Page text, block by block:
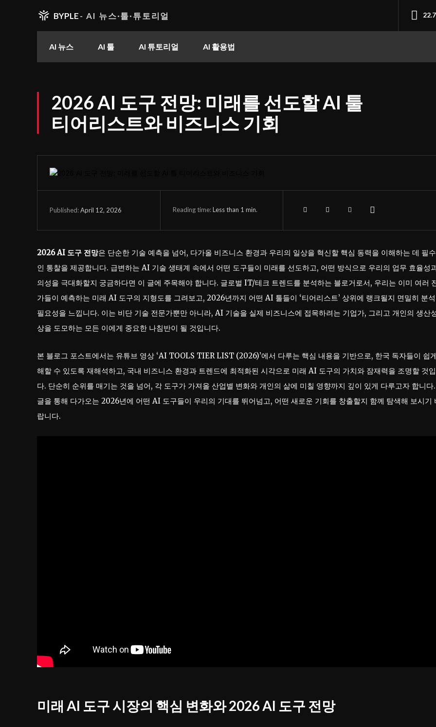
BYPLE- AI 뉴스·툴·튜토리얼 22.7
AI 뉴스 AI 툴 AI 튜토리얼 AI 활용법
2026 AI 도구 전망: 미래를 선도할 AI 툴
티어리스트와 비즈니스 기회
Published:April 12, 2026 Reading time:Less than 1 min.
2026 AI 도구 전망은 단순한 기술 예측을 넘어, 다가올 비즈니스 환경과 우리의 일상을 혁신할 핵심 동력을 이해하는 데 필
인 통찰을 제공합니다. 급변하는 AI 기술 생태계 속에서 어떤 도구들이 미래를 선도하고, 어떤 방식으로 우리의 업무 효율성
의성을 극대화할지 궁금하다면 이 글에 주목해야 합니다. 글로벌 IT/테크 트렌드를 분석하는 블로거로서, 우리는 이미 여러
가들이 예측하는 미래 AI 도구의 지형도를 그려보고, 2026년까지 어떤 AI 툴들이 ‘티어리스트’ 상위에 랭크될지 면밀히 분
필요성을 느낍니다. 이는 비단 기술 전문가뿐만 아니라, AI 기술을 실제 비즈니스에 접목하려는 기업가, 그리고 개인의 생산
상을 도모하는 모든 이에게 중요한 나침반이 될 것입니다.
본 블로그 포스트에서는 유튜브 영상 ‘AI TOOLS TIER LIST (2026)’에서 다루는 핵심 내용을 기반으로, 한국 독자들이 쉽
해할 수 있도록 재해석하고, 국내 비즈니스 환경과 트렌드에 최적화된 시각으로 미래 AI 도구의 가치와 잠재력을 조명할 것
다. 단순히 순위를 매기는 것을 넘어, 각 도구가 가져올 산업별 변화와 개인의 삶에 미칠 영향까지 깊이 있게 다루고자 합니다
글을 통해 다가오는 2026년에 어떤 AI 도구들이 우리의 기대를 뛰어넘고, 어떤 새로운 기회를 창출할지 함께 탐색해 보시기
랍니다.
미래 AI 도구 시장의 핵심 변화와 2026 AI 도구 전망